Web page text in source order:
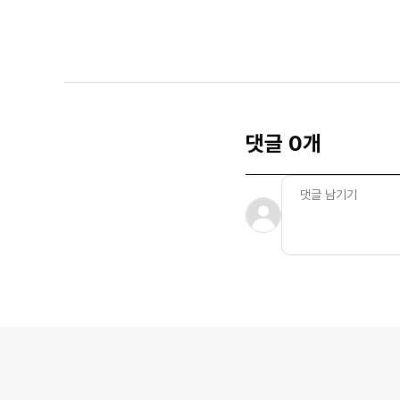
댓글 0개